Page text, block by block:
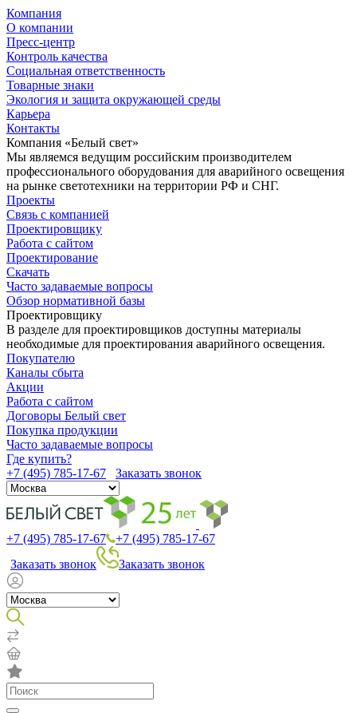
Компания
О компании
Пресс-центр
Контроль качества
Социальная ответственность
Товарные знаки
Экология и защита окружающей среды
Карьера
Контакты
Компания «Белый свет»
Мы являемся ведущим российским производителем
профессионального оборудования для аварийного освещения
на рынке светотехники на территории РФ и СНГ.
Проекты
Связь с компанией
Проектировщику
Работа с сайтом
Проектирование
Скачать
Часто задаваемые вопросы
Обзор нормативной базы
Проектировщику
В разделе для проектировщиков доступны материалы
необходимые для проектирования аварийного освещения.
Покупателю
Каналы сбыта
Акции
Работа с сайтом
Договоры Белый свет
Покупка продукции
Часто задаваемые вопросы
Где купить?
+7 (495) 785-17-67
Заказать звонок
+7 (495) 785-17-67
+7 (495) 785-17-67
Заказать звонок
Заказать звонок